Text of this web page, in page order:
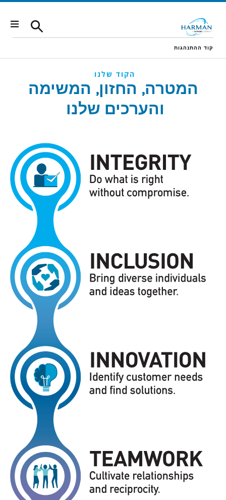
קוד ההתנהגות
הקוד שלנו
המטרה, החזון, המשימה
והערכים שלנו